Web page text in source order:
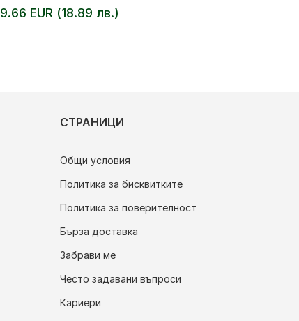
9.66 EUR (18.89 лв.)
СТРАНИЦИ
Общи условия
Политика за бисквитките
Политика за поверителност
Бърза доставка
Забрави ме
Често задавани въпроси
Кариери